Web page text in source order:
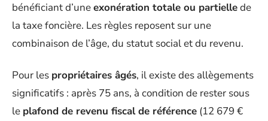
bénéficiant d’uneexonération totale ou partiellede
la taxe foncière. Les règles reposent sur une
combinaison de l’âge, du statut social et du revenu.
Pour les propriétaires âgés, il existe des allègements
significatifs : après 75 ans, à condition de rester sous
le plafond de revenu fiscal de référence (12 679 €